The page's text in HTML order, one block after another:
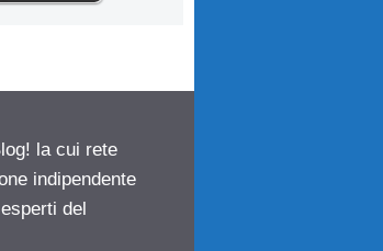
la cui rete
indipendente
del